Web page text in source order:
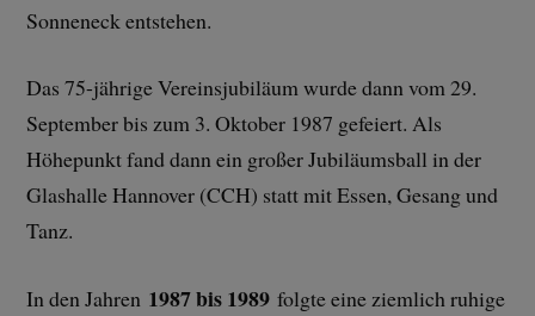
Sonneneck entstehen.
Das 75-jährige Vereinsjubiläum wurde dann vom 29.
September bis zum 3. Oktober 1987 gefeiert. Als
Höhepunkt fand dann ein großer Jubiläumsball in der
Glashalle Hannover (CCH) statt mit Essen, Gesang und
Tanz.
In den Jahren 1987 bis 1989 folgte eine ziemlich ruhige